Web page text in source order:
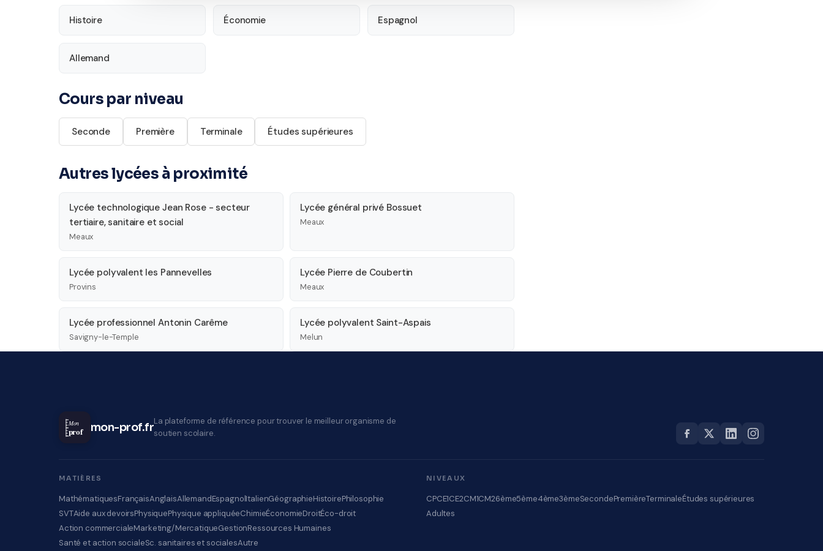
Histoire Économie Espagnol
Allemand
Cours par niveau
Seconde Première Terminale Études supérieures
Autres lycées à proximité
Lycée technologique Jean Rose - secteur
tertiaire, sanitaire et social
Meaux
Lycée général privé Bossuet
Meaux
Lycée polyvalent les Pannevelles
Provins
Lycée Pierre de Coubertin
Meaux
Lycée professionnel Antonin Carême
Savigny-le-Temple
Lycée polyvalent Saint-Aspais
Melun
Mon
prof mon-prof.frLa plateforme de référence pour trouver le meilleur organisme de
soutien scolaire.
MATIÈRES
MathématiquesFrançaisAnglaisAllemandEspagnolItalienGéographieHistoirePhilosophie
SVTAide aux devoirsPhysiquePhysique appliquéeChimieÉconomieDroitÉco-droit
Action commercialeMarketing/MercatiqueGestionRessources Humaines
Santé et action socialeSc. sanitaires et socialesAutre
NIVEAUX
CPCE1CE2CM1CM26ème5ème4ème3èmeSecondePremièreTerminaleÉtudes supérieures
Adultes